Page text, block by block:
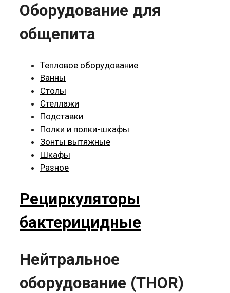
Оборудование для
общепита
Тепловое оборудование
Ванны
Столы
Стеллажи
Подставки
Полки и полки-шкафы
Зонты вытяжные
Шкафы
Разное
Рециркуляторы
бактерицидные
Нейтральное
оборудование (THOR)